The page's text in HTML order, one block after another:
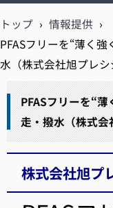
トップ › 情報提供 ›
PFASフリーを“薄く
水（株式会社旭プレシ
PFASフリーを“
走・撥水（株式会
株式会社旭プ